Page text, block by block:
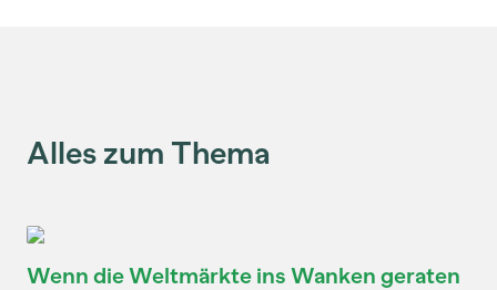
Alles zum Thema
Wenn die Weltmärkte ins Wanken geraten